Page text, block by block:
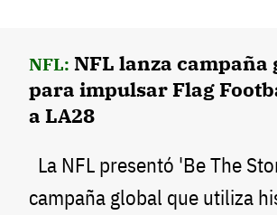
NFL: NFL lanza campaña
para impulsar Flag
a LA28
La NFL presentó 'Be The
campaña global que utiliza